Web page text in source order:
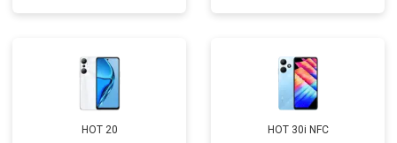
HOT 20 HOT 30i NFC